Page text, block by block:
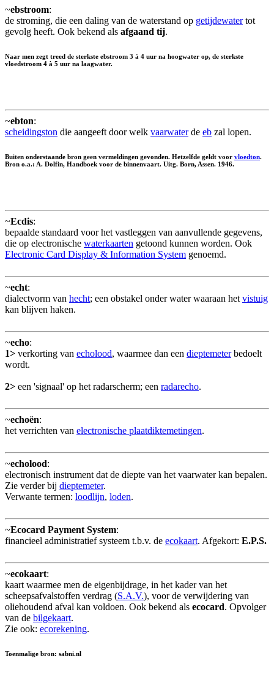
~ebstroom:
de stroming, die een daling van de waterstand op getijdewatertot
gevolg heeft. Ook bekend als afgaand tij.
Naar men zegt treed de sterkste ebstroom 3 à 4 uur na hoogwater op, de sterkste
vloedstroom 4 à 5 uur na laagwater.
~ebton:
scheidingston die aangeeft door welk vaarwaterde eb zal lopen.
Buiten onderstaande bron geen vermeldingen gevonden. Hetzelfde geldt voor vloedton.
Bron o.a.: A. Dolfin, Handboek voor de binnenvaart. Uitg. Born, Assen. 1946.
~Ecdis:
bepaalde standaard voor het vastleggen van aanvullende gegevens,
die op electronische waterkaarten getoond kunnen worden. Ook
Electronic Card Display & Information System genoemd.
~echt:
dialectvorm van hecht; een obstakel onder water waaraan het vistuig
kan blijven haken.
~echo:
1> verkorting van echolood, waarmee dan een dieptemeterbedoelt
wordt.
2> een 'signaal' op het radarscherm; een radarecho.
~echoën:
het verrichten van electronische plaatdiktemetingen.
~echolood:
electronisch instrument dat de diepte van het vaarwater kan bepalen.
Zie verder bij dieptemeter.
Verwante termen: loodlijn, loden.
~Ecocard Payment System:
financieel administratief systeem t.b.v. de ecokaart. Afgekort: E.P.S.
~ecokaart:
kaart waarmee men de eigenbijdrage, in het kader van het
scheepsafvalstoffen verdrag (S.A.V.), voor de verwijdering van
oliehoudend afval kan voldoen. Ook bekend als ecocard. Opvolger
van de bilgekaart.
Zie ook: ecorekening.
Toenmalige bron: sabni.nl